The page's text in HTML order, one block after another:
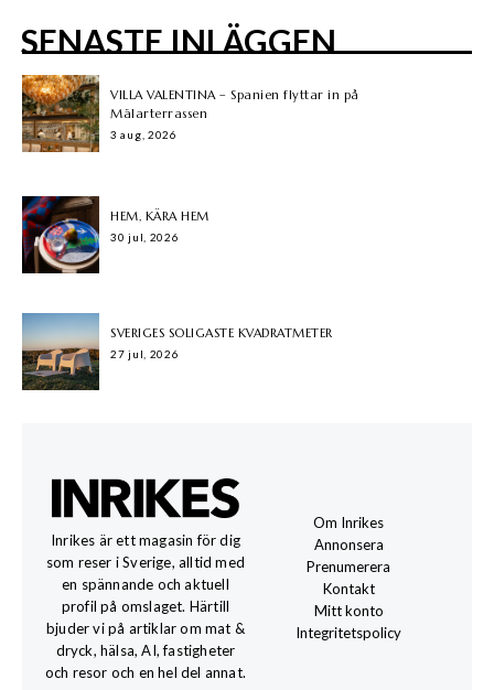
SENASTE INLÄGGEN
VILLA VALENTINA – Spanien flyttar in på
Mälarterrassen
3 aug, 2026
HEM, KÄRA HEM
30 jul, 2026
SVERIGES SOLIGASTE KVADRATMETER
27 jul, 2026
Inrikes är ett magasin för dig
som reser i Sverige, alltid med
en spännande och aktuell
profil på omslaget. Härtill
bjuder vi på artiklar om mat &
dryck, hälsa, AI, fastigheter
och resor och en hel del annat.
Om Inrikes
Annonsera
Prenumerera
Kontakt
Mitt konto
Integritetspolicy